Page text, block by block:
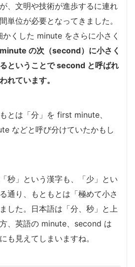
、文明や技術が進歩するに連れ
単位が必要となってきました。
くした minute をさらに小さく
minute の次（second）に小さく
ということで second と呼ばれ
れています。
とは「分」を first minute、
などと呼び分けていたかもし
秒」という漢字も、「少」とい
通り、もともとは「極めて小さ
した。日本語は「分、秒」と上
、英語の minute、second は
も見えてしまいますね。